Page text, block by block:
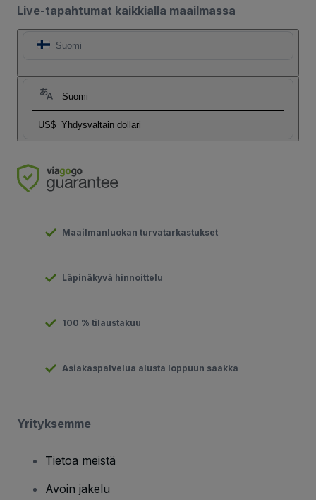
Live-tapahtumat kaikkialla maailmassa
Suomi
Suomi
US$ Yhdysvaltain dollari
Maailmanluokan turvatarkastukset
Läpinäkyvä hinnoittelu
100 % tilaustakuu
Asiakaspalvelua alusta loppuun saakka
Yrityksemme
Tietoa meistä
Avoin jakelu